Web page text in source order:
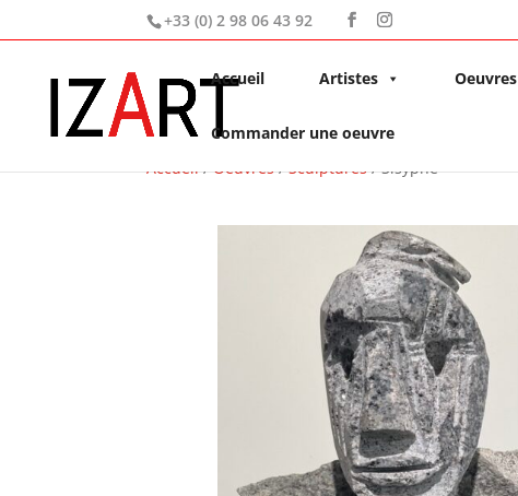
+33 (0) 2 98 06 43 92
Accueil Artistes Oeuvres
Commander une oeuvre
Accueil/Oeuvres/Sculptures/ Sisyphe